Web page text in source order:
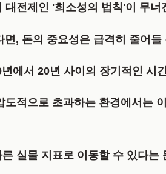
전제인 '희소성의 법칙'이 무너
, 돈의 중요성은 급격히 줄어
에서 20년 사이의 장기적인 시
적으로 초과하는 환경에서는
실물 지표로 이동할 수 있다는